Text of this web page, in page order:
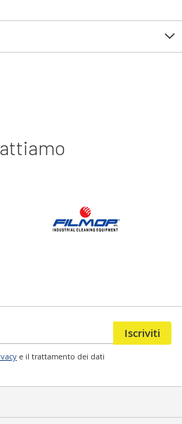
e il trattamento dei dati
Iscriviti